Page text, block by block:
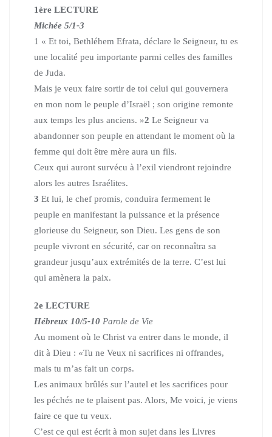
1ère LECTURE
Michée 5/1-3
1 « Et toi, Bethléhem Efrata, déclare le Seigneur, tu es
une localité peu importante parmi celles des familles
de Juda.
Mais je veux faire sortir de toi celui qui gouvernera
en mon nom le peuple d’Israël ; son origine remonte
aux temps les plus anciens. »2 Le Seigneur va
abandonner son peuple en attendant le moment où la
femme qui doit être mère aura un fils.
Ceux qui auront survécu à l’exil viendront rejoindre
alors les autres Israélites.
3 Et lui, le chef promis, conduira fermement le
peuple en manifestant la puissance et la présence
glorieuse du Seigneur, son Dieu. Les gens de son
peuple vivront en sécurité, car on reconnaîtra sa
grandeur jusqu’aux extrémités de la terre. C’est lui
qui amènera la paix.
2e LECTURE
Hébreux 10/5-10 Parole de Vie
Au moment où le Christ va entrer dans le monde, il
dit à Dieu : «Tu ne Veux ni sacrifices ni offrandes,
mais tu m’as fait un corps.
Les animaux brûlés sur l’autel et les sacrifices pour
les péchés ne te plaisent pas. Alors, Me voici, je viens
faire ce que tu veux.
C’est ce qui est écrit à mon sujet dans les Livres